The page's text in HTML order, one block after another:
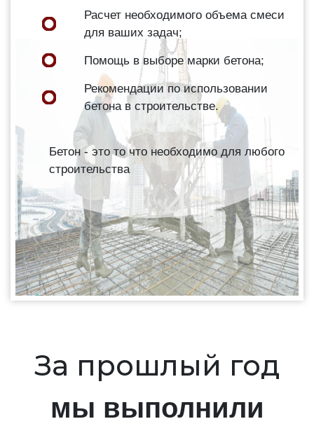
Расчет необходимого объема смеси
для ваших задач;
Помощь в выборе марки бетона;
Рекомендации по использовании
бетона в строительстве.
Бетон - это то что необходимо для любого
строительства
За прошлый год
мы выполнили